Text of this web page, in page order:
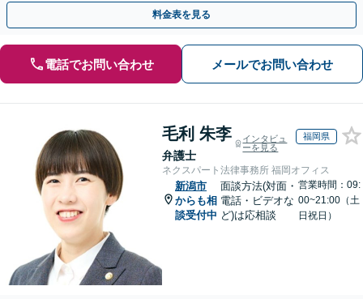
回相談０円(電話)】【全国対応】
料金表を見る
電話でお問い合わせ メールでお問い合わせ
毛利 朱李
弁護士
インタビュ
ーを見る
福岡県
ネクスパート法律事務所 福岡オフィス
新潟市
からも相
談受付中
面談方法(対面・
電話・ビデオな
ど)は応相談
営業時間：09:
00~21:00（土
日祝日）